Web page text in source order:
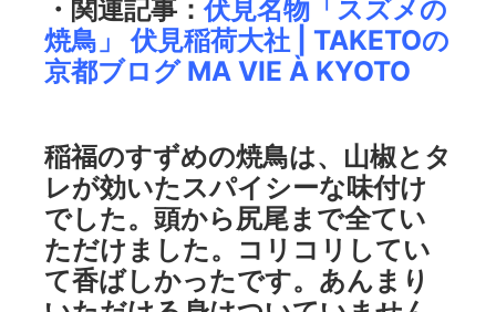
・関連記事：伏見名物「スズメの
焼鳥」 伏見稲荷大社 | TAKETOの
京都ブログ MA VIE À KYOTO
稲福のすずめの焼鳥は、山椒とタ
レが効いたスパイシーな味付け
でした。頭から尻尾まで全てい
ただけました。コリコリしてい
て香ばしかったです。あんまり